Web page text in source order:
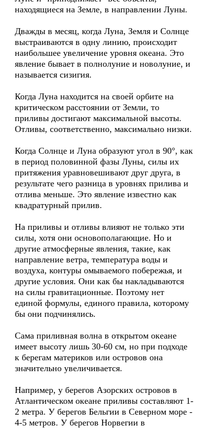
находящиеся на Земле, в направлении Луны.
Дважды в месяц, когда Луна, Земля и Солнце
выстраиваются в одну линию, происходит
наибольшее увеличение уровня океана. Это
явление бывает в полнолуние и новолуние, и
называется сизигия.
Когда Луна находится на своей орбите на
критическом расстоянии от Земли, то
приливы достигают максимальной высоты.
Отливы, соответственно, максимально низки.
Когда Солнце и Луна образуют угол в 90°, как
в период половинной фазы Луны, силы их
притяжения уравновешивают друг друга, в
результате чего разница в уровнях прилива и
отлива меньше. Это явление известно как
квадратурный прилив.
На приливы и отливы влияют не только эти
силы, хотя они основополагающие. Но и
другие атмосферные явления, такие, как
направление ветра, температура воды и
воздуха, контуры омываемого побережья, и
другие условия. Они как бы накладываются
на силы гравитационные. Поэтому нет
единой формулы, единого правила, которому
бы они подчинялись.
Сама приливная волна в открытом океане
имеет высоту лишь 30-60 см, но при подходе
к берегам материков или островов она
значительно увеличивается.
Например, у берегов Азорских островов в
Атлантическом океане приливы составляют 1-
2 метра. У берегов Бельгии в Северном море -
4-5 метров. У берегов Норвегии в